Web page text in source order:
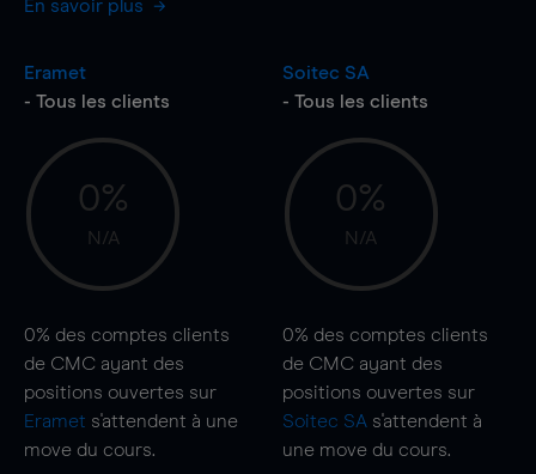
En savoir plus
Eramet
- Tous les clients
0%
N/A
0% des comptes clients
de CMC ayant des
positions ouvertes sur
Eramet s'attendent à une
move du cours.
Soitec SA
- Tous les clients
0%
N/A
0% des comptes clients
de CMC ayant des
positions ouvertes sur
Soitec SA s'attendent à
une move du cours.